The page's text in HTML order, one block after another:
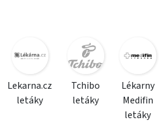
Lekarna.cz
letáky
Tchibo
letáky
Lékarny
Medifin
letáky